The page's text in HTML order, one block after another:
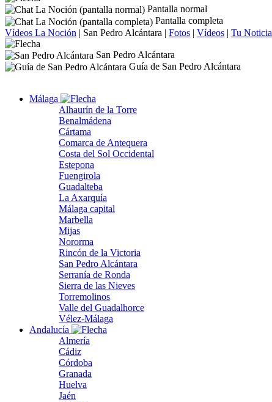
Pantalla normal
Pantalla completa
Vídeos La Noción | San Pedro Alcántara | Fotos | Vídeos | Tu Noticia
San Pedro Alcántara
Guía de San Pedro Alcántara
Málaga
Alhaurín de la Torre
Benalmádena
Cártama
Comarca de Antequera
Costa del Sol Occidental
Estepona
Fuengirola
Guadalteba
La Axarquía
Málaga capital
Marbella
Mijas
Nororma
Rincón de la Victoria
San Pedro Alcántara
Serranía de Ronda
Sierra de las Nieves
Torremolinos
Valle del Guadalhorce
Vélez-Málaga
Andalucía
Almería
Cádiz
Córdoba
Granada
Huelva
Jaén